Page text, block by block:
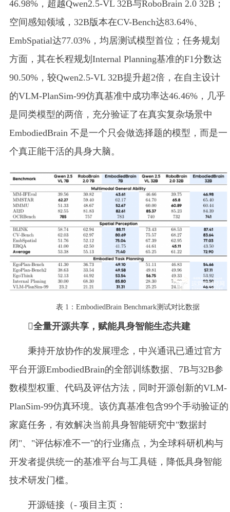
46.98%，超越Qwen2.5-VL 32B与RoboBrain 2.0 32B；
空间感知领域，32B版本在CV-Bench达83.64%、
EmbSpatial达77.03%，均居测试模型首位；任务规划
方面，其在长程规划Internal Planning基准的F1分数达
90.50%，较Qwen2.5-VL 32B提升超2倍，在自主设计
的VLM-PlanSim-99仿真基准中成功率达46.46%，几乎
是同类模型的两倍，充分验证了在真实复杂场景中
EmbodiedBrain 不是一个只会做选择题的模型，而是一
个真正能干活的具身大脑。
表 1：EmbodiedBrain Benchmark测试对比数据
全量开源共享，赋能具身智能生态共建
秉持开放协作的发展理念，中兴通讯已通过官方
平台开源EmbodiedBrain的全部训练数据、7B与32B参
数模型权重、代码及评估方法，同时开源创新的VLM-
PlanSim-99仿真环境。该仿真基准包含99个手动验证的
家庭任务，有效解决当前具身智能研究中"数据封
闭"、"评估标准不一"的行业痛点，为全球科研机构与
开发者提供统一的基准平台与工具链，降低具身智能
技术研发门槛。
开源链接（- 项目主页：